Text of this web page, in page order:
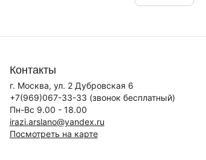
Контакты
г. Москва, ул. 2 Дубровская 6
+7(969)067-33-33 (звонок бесплатный)
Пн-Вс 9.00 - 18.00
irazi.arslano@yandex.ru
Посмотреть на карте